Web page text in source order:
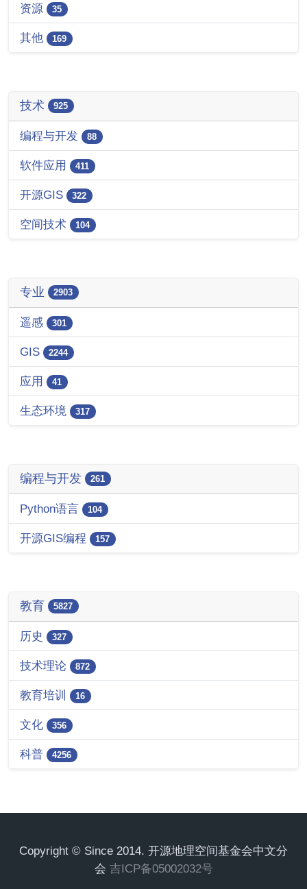
资源 35
其他 169
技术 925
编程与开发 88
软件应用 411
开源GIS 322
空间技术 104
专业 2903
遥感 301
GIS 2244
应用 41
生态环境 317
编程与开发 261
Python语言 104
开源GIS编程 157
教育 5827
历史 327
技术理论 872
教育培训 16
文化 356
科普 4256
Copyright © Since 2014. 开源地理空间基金会中文分
会 吉ICP备05002032号